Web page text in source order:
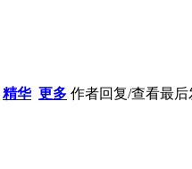
精华 更多 作者回复/查看最后